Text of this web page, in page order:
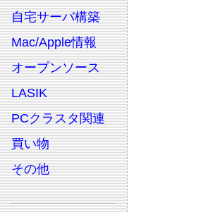
自宅サーバ構築
Mac/Apple情報
オープンソース
LASIK
PCクラスタ関連
買い物
その他